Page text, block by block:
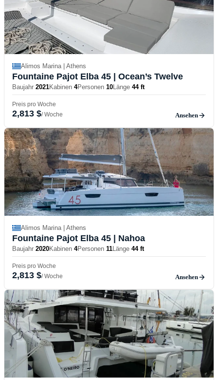
Alimos Marina | Athens
Fountaine Pajot Elba 45 | Ocean’s Twelve
Baujahr 2021Kabinen 4Personen 10Länge 44 ft
Preis pro Woche
2,813 $/ Woche Ansehen
Alimos Marina | Athens
Fountaine Pajot Elba 45 | Nahoa
Baujahr 2020Kabinen 4Personen 11Länge 44 ft
Preis pro Woche
2,813 $/ Woche Ansehen